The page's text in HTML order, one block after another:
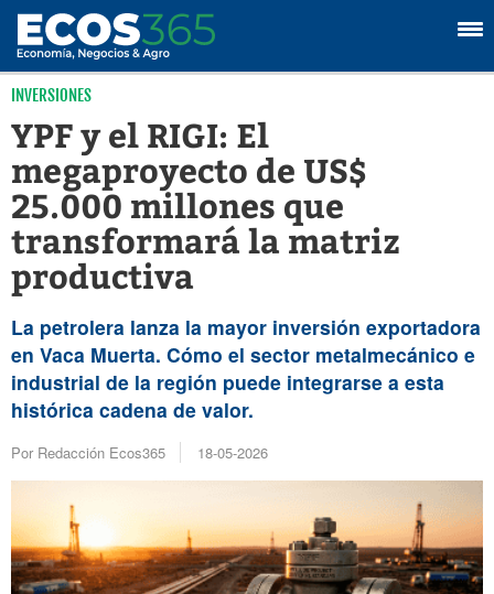
INVERSIONES
YPF y el RIGI: El
megaproyecto de US$
25.000 millones que
transformará la matriz
productiva
La petrolera lanza la mayor inversión exportadora
en Vaca Muerta. Cómo el sector metalmecánico e
industrial de la región puede integrarse a esta
histórica cadena de valor.
Por Redacción Ecos365 18-05-2026